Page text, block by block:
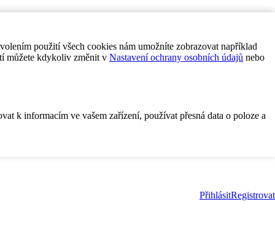
použití všech cookies nám umožníte zobrazovat například
můžete kdykoliv změnit v Nastavení ochrany osobních údajů nebo
k informacím ve vašem zařízení, používat přesná data o poloze a
PřihlásitRegistrovat